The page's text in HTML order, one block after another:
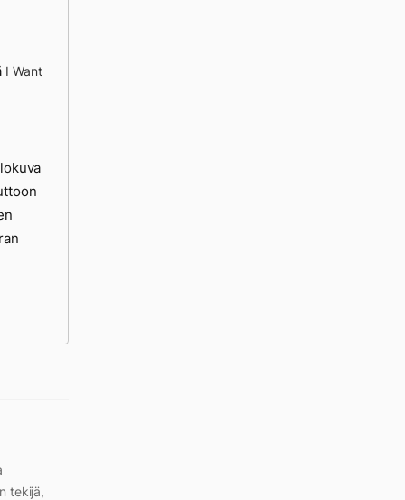
I Want
tekijä,